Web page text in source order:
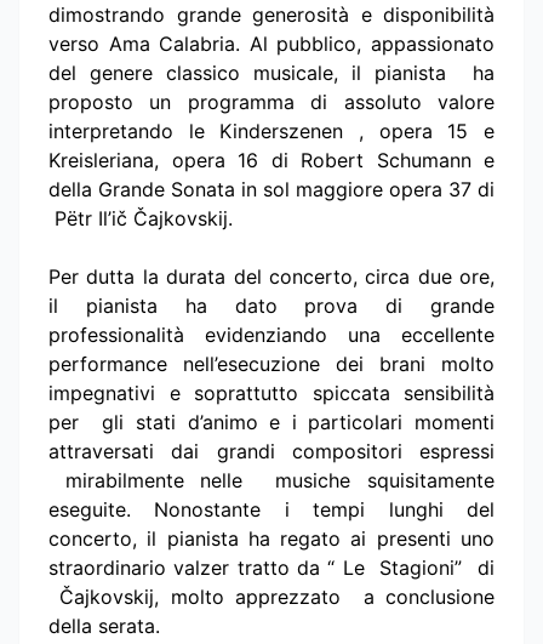
dimostrando grande generosità e disponibilità
verso Ama Calabria. Al pubblico, appassionato
del genere classico musicale, il pianista ha
proposto un programma di assoluto valore
interpretando le Kinderszenen , opera 15 e
Kreisleriana, opera 16 di Robert Schumann e
della Grande Sonata in sol maggiore opera 37 di
Pëtr Il’ič Čajkovskij.
Per dutta la durata del concerto, circa due ore,
il pianista ha dato prova di grande
professionalità evidenziando una eccellente
performance nell’esecuzione dei brani molto
impegnativi e soprattutto spiccata sensibilità
per gli stati d’animo e i particolari momenti
attraversati dai grandi compositori espressi
mirabilmente nelle musiche squisitamente
eseguite. Nonostante i tempi lunghi del
concerto, il pianista ha regato ai presenti uno
straordinario valzer tratto da “ Le Stagioni” di
Čajkovskij, molto apprezzato a conclusione
della serata.